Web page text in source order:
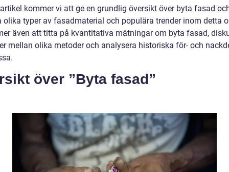
kommer vi att ge en grundlig översikt över byta fasad
olika typer av fasadmaterial och populära trender inom detta
även att titta på kvantitativa mätningar om byta fasad,
mellan olika metoder och analysera historiska för- och
över ”Byta fasad”